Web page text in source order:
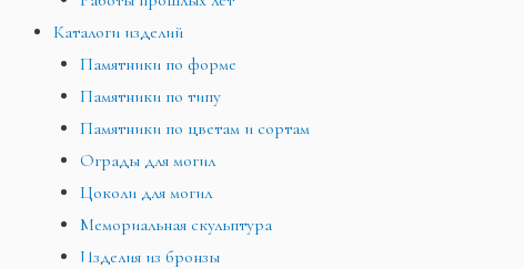
Каталоги изделий
Памятники по форме
Памятники по типу
Памятники по цветам и сортам
Ограды для могил
Цоколи для могил
Мемориальная скульптура
Изделия из бронзы